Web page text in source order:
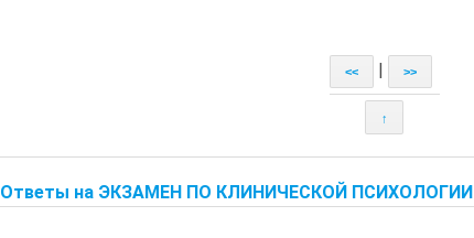
<< >>
↑
Ответы на ЭКЗАМЕН ПО КЛИНИЧЕСКОЙ